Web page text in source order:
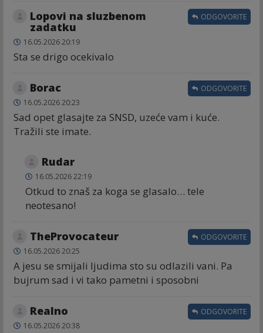
Lopovi na sluzbenom
zadatku
16.05.2026 20:19
Sta se drigo ocekivalo
ODGOVORITE
Borac
16.05.2026 20:23
Sad opet glasajte za SNSD, uzeće vam i kuće.
Tražili ste imate.
ODGOVORITE
Rudar
16.05.2026 22:19
Otkud to znaš za koga se glasalo… tele
neotesano!
TheProvocateur
16.05.2026 20:25
A jesu se smijali ljudima sto su odlazili vani. Pa
bujrum sad i vi tako pametni i sposobni
ODGOVORITE
Realno
16.05.2026 20:38
ODGOVORITE